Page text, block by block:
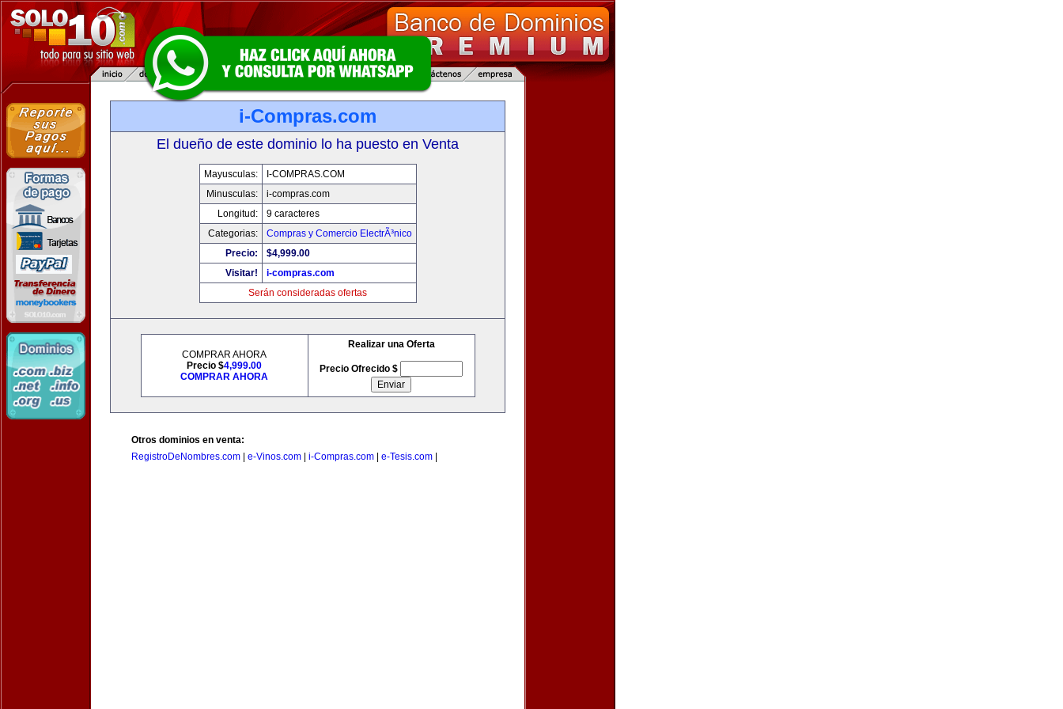
i-Compras.com
El dueño de este dominio lo ha puesto en Venta
Mayusculas:
I-COMPRAS.COM
Minusculas:
i-compras.com
Longitud:
9 caracteres
Categorias:
Compras y Comercio ElectrÃ³nico
Precio:
$4,999.00
Visitar!
i-compras.com
Serán consideradas ofertas
COMPRAR AHORA
Precio $4,999.00
COMPRAR AHORA
Realizar una Oferta
Precio Ofrecido $
Otros dominios en venta:
RegistroDeNombres.com
e-Vinos.com i-Compras.com e-Tesis.com